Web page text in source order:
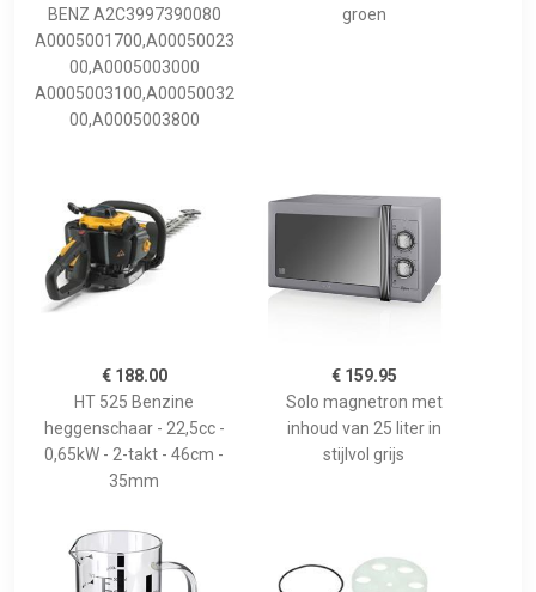
BENZ A2C3997390080
A0005001700,A00050023
00,A0005003000
A0005003100,A00050032
00,A0005003800
groen
€ 188.00
HT 525 Benzine
heggenschaar - 22,5cc -
0,65kW - 2-takt - 46cm -
35mm
€ 159.95
Solo magnetron met
inhoud van 25 liter in
stijlvol grijs